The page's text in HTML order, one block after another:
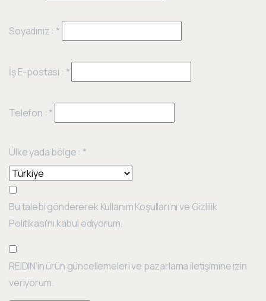
Soyadınız : *
İş E-postası : *
Telefon : *
Ülke yada bölge : *
Bu talebi göndererek Kullanım Koşulları'nı ve Gizlilik
Politikası'nı kabul ediyorum.
REIDIN'in ürün güncellemeleri ve pazarlama iletişimine izin
veriyorum.